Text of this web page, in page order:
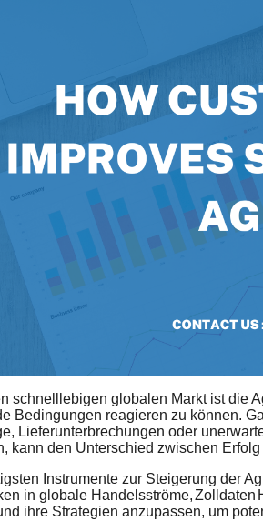
schnelllebigen globalen Markt ist die
Bedingungen reagieren zu können.
Lieferunterbrechungen oder
kann den Unterschied zwischen
Instrumente zur Steigerung der
in globale Handelsströme,Zolldaten
ihre Strategien anzupassen, um